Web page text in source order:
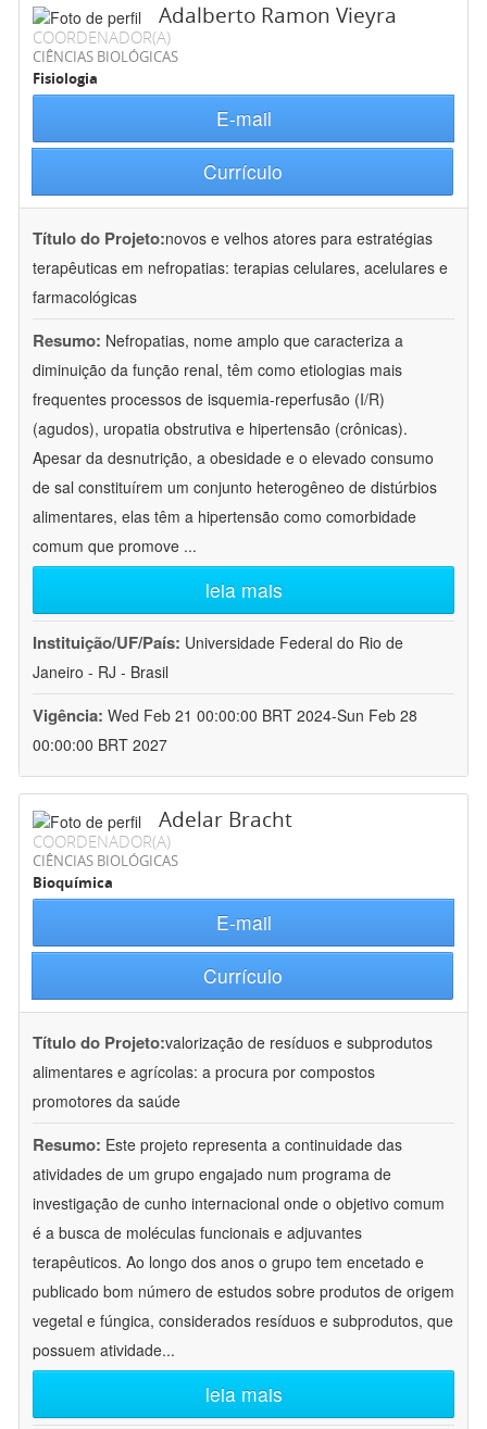
Adalberto Ramon Vieyra
COORDENADOR(A)
CIÊNCIAS BIOLÓGICAS
Fisiologia
E-mail
Currículo
Título do Projeto:novos e velhos atores para estratégias
terapêuticas em nefropatias: terapias celulares, acelulares e
farmacológicas
Resumo: Nefropatias, nome amplo que caracteriza a
diminuição da função renal, têm como etiologias mais
frequentes processos de isquemia-reperfusão (I/R)
(agudos), uropatia obstrutiva e hipertensão (crônicas).
Apesar da desnutrição, a obesidade e o elevado consumo
de sal constituírem um conjunto heterogêneo de distúrbios
alimentares, elas têm a hipertensão como comorbidade
comum que promove ...
leia mais
Instituição/UF/País: Universidade Federal do Rio de
Janeiro - RJ - Brasil
Vigência: Wed Feb 21 00:00:00 BRT 2024-Sun Feb 28
00:00:00 BRT 2027
Adelar Bracht
COORDENADOR(A)
CIÊNCIAS BIOLÓGICAS
Bioquímica
E-mail
Currículo
Título do Projeto:valorização de resíduos e subprodutos
alimentares e agrícolas: a procura por compostos
promotores da saúde
Resumo: Este projeto representa a continuidade das
atividades de um grupo engajado num programa de
investigação de cunho internacional onde o objetivo comum
é a busca de moléculas funcionais e adjuvantes
terapêuticos. Ao longo dos anos o grupo tem encetado e
publicado bom número de estudos sobre produtos de origem
vegetal e fúngica, considerados resíduos e subprodutos, que
possuem atividade...
leia mais